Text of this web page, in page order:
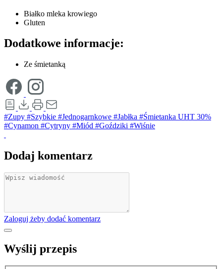
Białko mleka krowiego
Gluten
Dodatkowe informacje:
Ze śmietanką
#Zupy #Szybkie #Jednogarnkowe #Jabłka #Śmietanka UHT 30%
#Cynamon #Cytryny #Miód #Goździki #Wiśnie
Dodaj komentarz
Zaloguj żeby dodać komentarz
Wyślij przepis